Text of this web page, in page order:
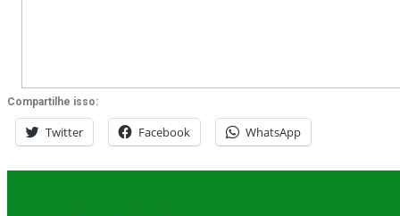
Compartilhe isso:
Twitter Facebook WhatsApp